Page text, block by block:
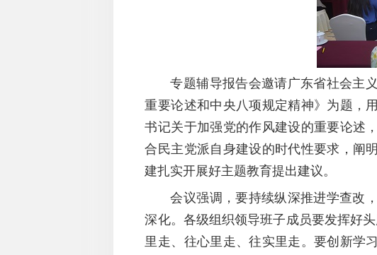
专题辅导报告会邀请广东省社会主
重要论述和中央八项规定精神》为题，
书记关于加强党的作风建设的重要论述 ，
合民主党派自身建设的时代性要求，阐
建扎实开展好主题教育提出建议。
会议强调，要持续纵深推进学查改
深化。各级组织领导班子成员要发挥好
里走、往心里走、往实里走。要创新学